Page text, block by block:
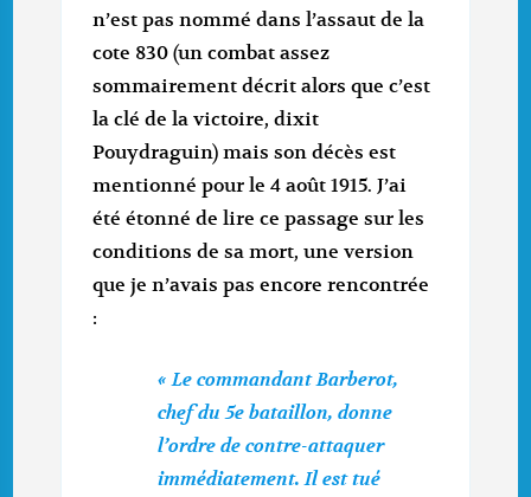
n’est pas nommé dans l’assaut de la
cote 830 (un combat assez
sommairement décrit alors que c’est
la clé de la victoire, dixit
Pouydraguin) mais son décès est
mentionné pour le 4 août 1915. J’ai
été étonné de lire ce passage sur les
conditions de sa mort, une version
que je n’avais pas encore rencontrée
:
« Le commandant Barberot,
chef du 5e bataillon, donne
l’ordre de contre-attaquer
immédiatement. Il est tué